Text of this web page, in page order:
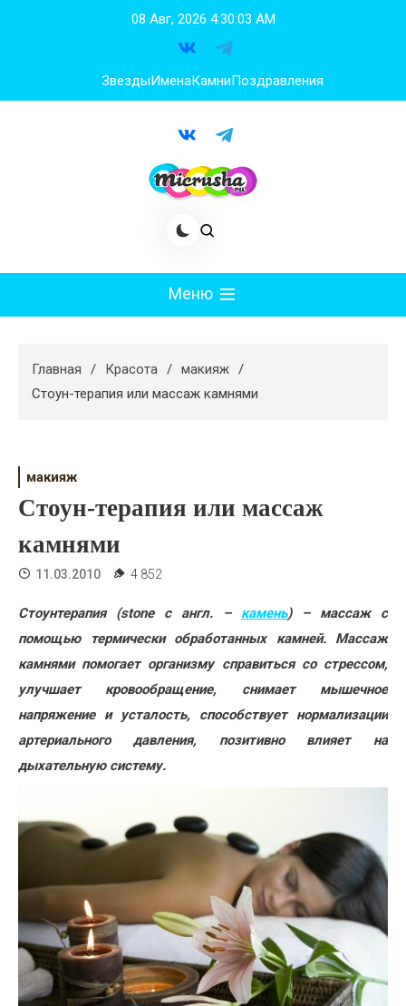
08 Авг, 2026 4:30:04 AM
ЗвездыИменаКамниПоздравления
Меню
Худеем
Жизнь
Хобби
Красота
Недвижимость
Главная Красота
макияж
Стоун-терапия или массаж камнями
макияж
Стоун-терапия или массаж
камнями
11.03.2010 4 852
Стоунтерапия (stone с англ. – камень) – массаж с
помощью термически обработанных камней. Массаж
камнями помогает организму справиться со стрессом,
улучшает кровообращение, снимает мышечное
напряжение и усталость, способствует нормализации
артериального давления, позитивно влияет на
дыхательную систему.